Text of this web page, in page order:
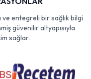
ve entegreli bir sağlık bilgi
güvenilir altyapısıyla
sağlar.